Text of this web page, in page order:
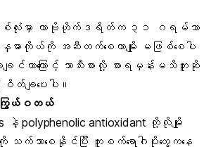
စ်လုံးမှာ ကာဗိုဟိုက်ဒရိတ်က ၃၁ ဂရမ်သာ
န္ဓာကိုယ်ကို အဆီတက်စေတာမျိုး မဖြစ်စေပါ
ချင်တာကြောင့် ဘာသီးစားလို့ စားရမှန်းမသိဘူးဆို
ဝိတ်ချပေးပါ။
ကြွယ်ဝတယ်
နဲ့ polyphenolic antioxidant တို့လိုမျိုး
သက်သာစေနိုင်ပြီး ကူးစက်ရောဂါပိုးတွေကနေ